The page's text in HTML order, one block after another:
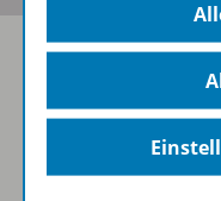
Folgen Sie uns auf
Schubi: